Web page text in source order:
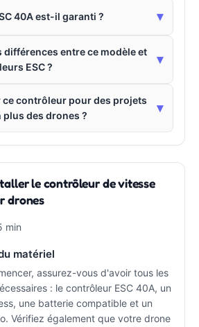
40A est-il garanti ? ▾
différences entre ce modèle et
ESC ?
▾
contrôleur pour des projets
des drones ?
▾
le contrôleur de vitesse
drones
min
matériel
assurez-vous d'avoir tous les
: le contrôleur ESC 40A, un
une batterie compatible et un
Vérifiez également que votre drone